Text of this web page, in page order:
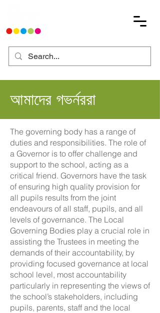
আমাদের গভর্নররা
The governing body has a range of
duties and responsibilities. The role of
a Governor is to offer challenge and
support to the school, acting as a
critical friend. Governors have the task
of ensuring high quality provision for
all pupils results from the joint
endeavours of all staff, pupils, and all
levels of governance. The Local
Governing Bodies play a crucial role in
assisting the Trustees in meeting the
demands of their accountability, by
providing focused governance at local
school level, most accountability
particularly in representing the views of
the school’s stakeholders, including
pupils, parents, staff and the local